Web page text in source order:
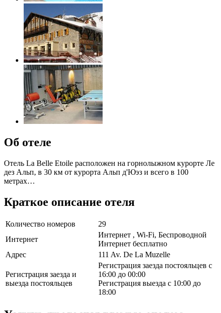
Об отеле
Отель La Belle Etoile расположен на горнолыжном курорте Ле
дез Альп, в 30 км от курорта Альп д'Юэз и всего в 100
метрах…
Краткое описание отеля
Количество номеров
29
Интернет
Интернет , Wi-Fi, Беспроводной
Интернет бесплатно
Адрес
111 Av. De La Muzelle
Регистрация заезда и
выезда постояльцев
Регистрация заезда постояльцев с
16:00 до 00:00
Регистрация выезда с 10:00 до
18:00